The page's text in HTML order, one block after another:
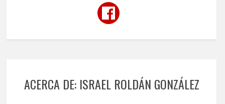
ACERCA DE: ISRAEL ROLDÁN GONZÁLEZ